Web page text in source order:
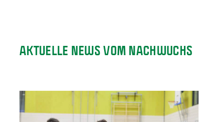
AKTUELLE NEWS VOM NACHWUCHS